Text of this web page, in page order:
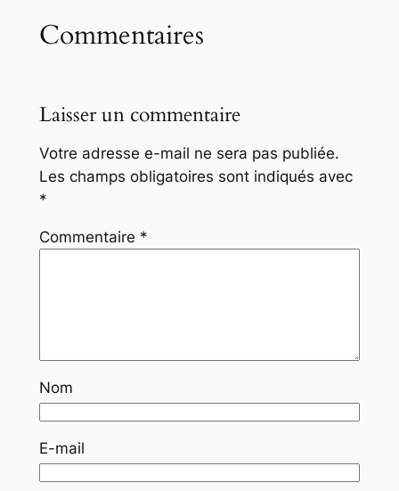
Commentaires
Laisser un commentaire
Votre adresse e-mail ne sera pas publiée.
Les champs obligatoires sont indiqués avec
*
Commentaire *
Nom
E-mail